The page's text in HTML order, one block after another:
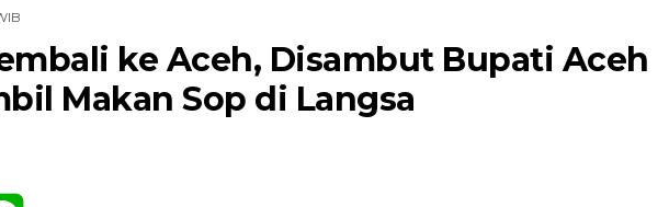
ke Aceh, Disambut Bupati Aceh
Makan Sop di Langsa